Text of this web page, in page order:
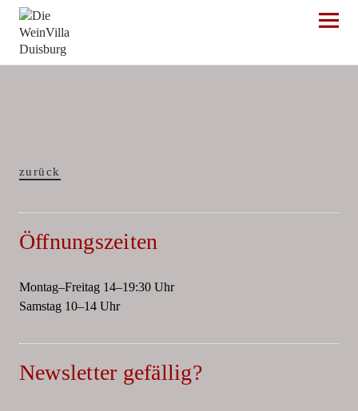
Die WeinVilla Duisburg
zurück
Öffnungszeiten
Montag–Freitag 14–19:30 Uhr
Samstag 10–14 Uhr
Newsletter gefällig?